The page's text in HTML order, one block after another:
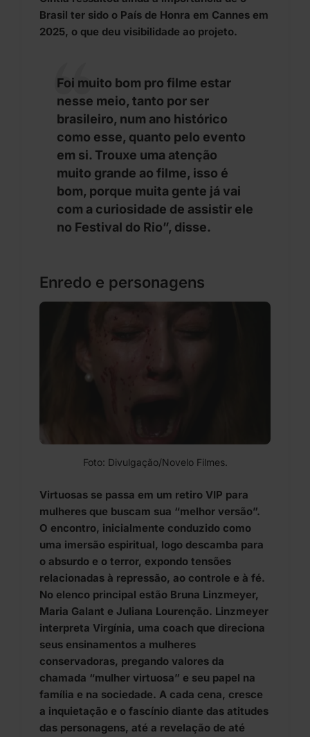
Brasil ter sido o País de Honra em Cannes em
2025, o que deu visibilidade ao projeto.
Foi muito bom pro filme estar
nesse meio, tanto por ser
brasileiro, num ano histórico
como esse, quanto pelo evento
em si. Trouxe uma atenção
muito grande ao filme, isso é
bom, porque muita gente já vai
com a curiosidade de assistir ele
no Festival do Rio”, disse.
Enredo e personagens
Foto: Divulgação/Novelo Filmes.
Virtuosas se passa em um retiro VIP para
mulheres que buscam sua “melhor versão”.
O encontro, inicialmente conduzido como
uma imersão espiritual, logo descamba para
o absurdo e o terror, expondo tensões
relacionadas à repressão, ao controle e à fé.
No elenco principal estão Bruna Linzmeyer,
Maria Galant e Juliana Lourenção. Linzmeyer
interpreta Virgínia, uma coach que direciona
seus ensinamentos a mulheres
conservadoras, pregando valores da
chamada “mulher virtuosa” e seu papel na
família e na sociedade. A cada cena, cresce
a inquietação e o fascínio diante das atitudes
das personagens, até a revelação de até